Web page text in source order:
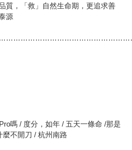
質，「救」自然生命期，更追求善
源
嗎 / 度分，如年 / 五天一條命 /那是
不開刀 / 杭州南路